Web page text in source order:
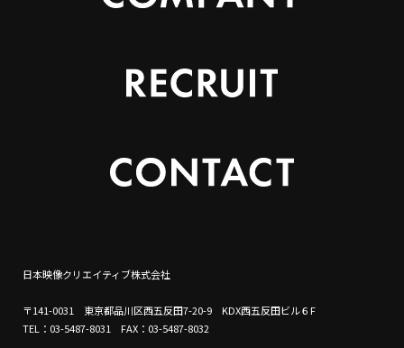
日本映像クリエイティブ株式会社
〒141-0031 東京都品川区西五反田7-20-9 KDX西五反田ビル６F
TEL：03-5487-8031 FAX：03-5487-8032